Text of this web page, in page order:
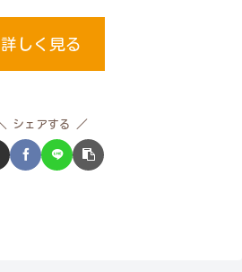
詳しく見る
シェアする